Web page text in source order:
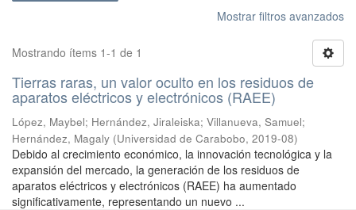
Mostrar filtros avanzados
Mostrando ítems 1-1 de 1
Tierras raras, un valor oculto en los residuos de
aparatos eléctricos y electrónicos (RAEE)
López, Maybel; Hernández, Jiraleiska; Villanueva, Samuel;
Hernández, Magaly (Universidad de Carabobo, 2019-08)
Debido al crecimiento económico, la innovación tecnológica y la
expansión del mercado, la generación de los residuos de
aparatos eléctricos y electrónicos (RAEE) ha aumentado
significativamente, representando un nuevo ...